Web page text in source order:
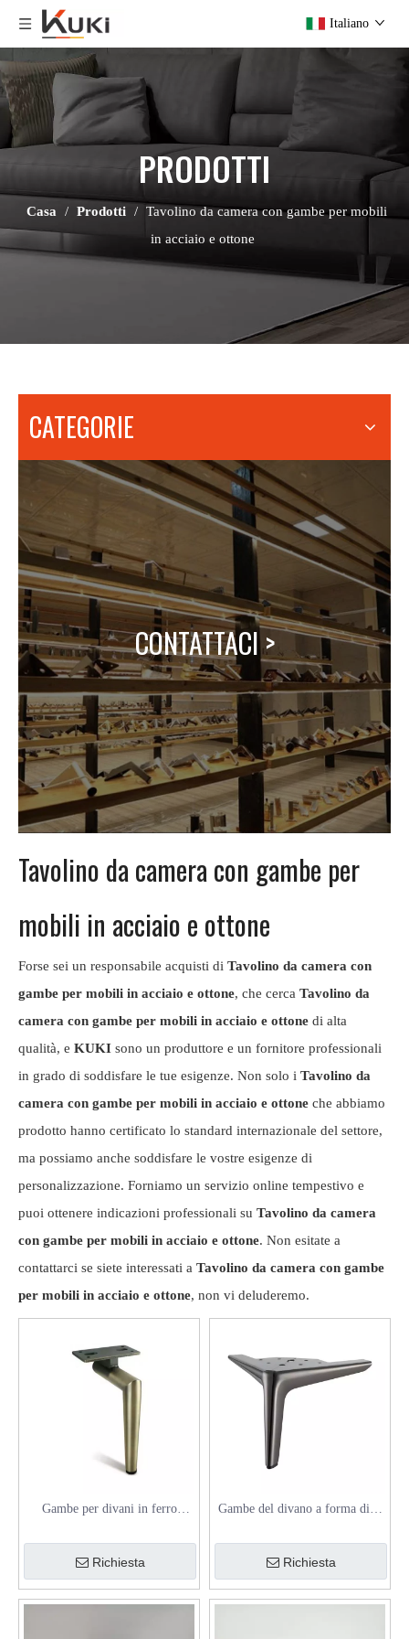
Italiano
PRODOTTI
Casa / Prodotti / Tavolino da camera con gambe per mobili
in acciaio e ottone
CATEGORIE
CONTATTACI >
Tavolino da camera con gambe per
mobili in acciaio e ottone
Forse sei un responsabile acquisti di Tavolino da camera con
gambe per mobili in acciaio e ottone, che cerca Tavolino da
camera con gambe per mobili in acciaio e ottone di alta
qualità, e KUKI sono un produttore e un fornitore professionali
in grado di soddisfare le tue esigenze. Non solo i Tavolino da
camera con gambe per mobili in acciaio e ottone che abbiamo
prodotto hanno certificato lo standard internazionale del settore,
ma possiamo anche soddisfare le vostre esigenze di
personalizzazione. Forniamo un servizio online tempestivo e
puoi ottenere indicazioni professionali su Tavolino da camera
con gambe per mobili in acciaio e ottone. Non esitate a
contattarci se siete interessati a Tavolino da camera con gambe
per mobili in acciaio e ottone, non vi deluderemo.
Gambe per divani in ferro
Richiesta
Gambe del divano a forma di Y
Richiesta